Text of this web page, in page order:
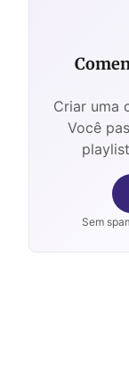
Criar uma
Você
Sem